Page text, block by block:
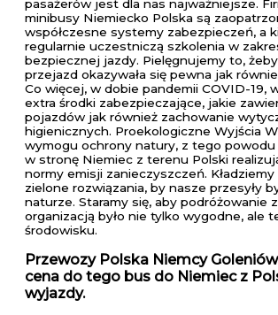
pasażerów jest dla nas najważniejsze.
minibusy Niemiecko Polska są
współczesne systemy zabezpieczeń, a
regularnie uczestniczą szkolenia w
bezpiecznej jazdy. Pielęgnujemy to,
przejazd okazywała się pewna jak
Co więcej, w dobie pandemii COVID-19,
extra środki zabezpieczające, jakie
pojazdów jak również zachowanie
higienicznych. Proekologiczne Wyjścia
wymogu ochrony natury, z tego
w stronę Niemiec z terenu Polski
normy emisji zanieczyszczeń. Kładziemy
zielone rozwiązania, by nasze przesyły
naturze. Staramy się, aby podróżowanie
organizacją było nie tylko wygodne, ale
środowisku.
Przewozy Polska Niemcy
cena do tego bus do Niemiec z
wyjazdy.